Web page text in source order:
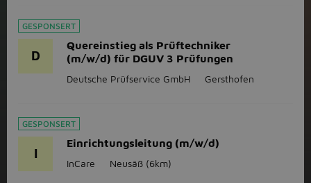
GESPONSERT
D
Quereinstieg als Prüftechniker
(m/w/d) für DGUV 3 Prüfungen
Deutsche Prüfservice GmbH Gersthofen
GESPONSERT
I
Einrichtungsleitung (m/w/d)
InCare Neusäß (6km)